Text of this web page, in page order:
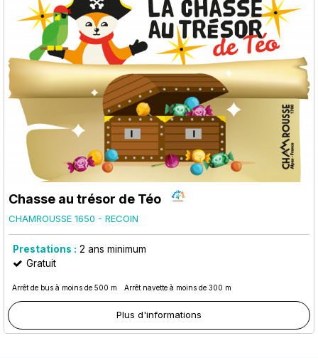
Chasse au trésor de Téo
CHAMROUSSE 1650 - RECOIN
Prestations : 2 ans minimum
Gratuit
Arrêt de bus à moins de 500 m Arrêt navette à moins de 300 m
Plus d'informations